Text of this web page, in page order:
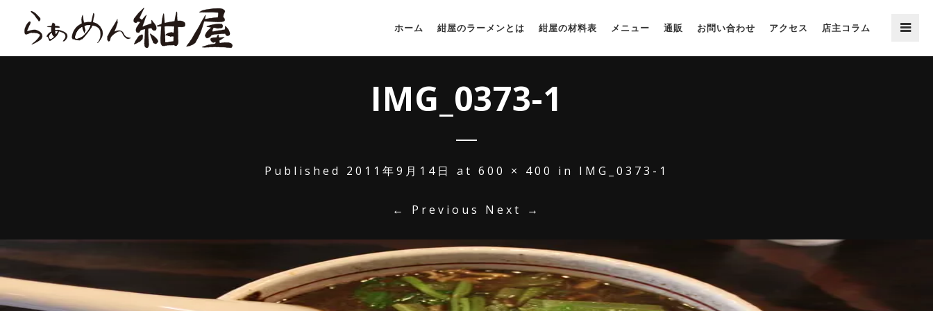
ホーム 紺屋のラーメンとは 紺屋の材料表 メニュー 通販 お問い合わせ アクセス 店主コラム
IMG_0373-1
Published 2011年9月14日 at 600 × 400 in IMG_0373-1
← Previous Next →